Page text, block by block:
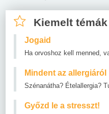
Kiemelt témák
Jogaid
Ha orvoshoz kell menned,
Mindent az allergiáról
Szénanátha? Ételallergia?
Győzd le a stresszt!